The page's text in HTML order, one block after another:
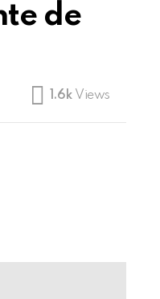
de
1.6k Views